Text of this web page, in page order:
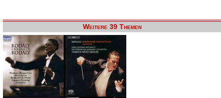
Weitere 39 Themen